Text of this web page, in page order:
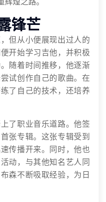
锋芒
但从小便展现出过人的
开始学习吉他，并积极
随着时间推移，他逐渐
试创作自己的歌曲。在
了自己的技术，还培养
了职业音乐道路。他签
张专辑。这张专辑受到
传播开来。同时，他也
动，与其他知名艺人同
森不断吸取经验，为日